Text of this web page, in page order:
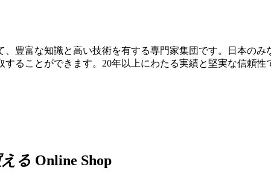
豊富な知識と高い技術を有する専門家集団です。日本の
ることができます。20年以上にわたる実績と堅実な信頼性
る Online Shop